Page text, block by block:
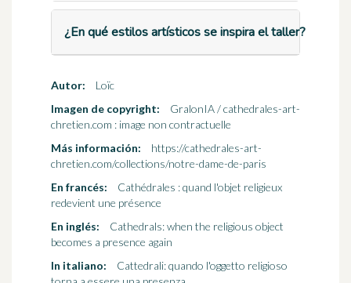
¿En qué estilos artísticos se inspira el taller?
Autor:
Loïc
Imagen de copyright:
GralonIA / cathedrales-art-
chretien.com : image non contractuelle
Más información:
https://cathedrales-art-
chretien.com/collections/notre-dame-de-paris
En francés:
Cathédrales : quand l'objet religieux
redevient une présence
En inglés:
Cathedrals: when the religious object
becomes a presence again
In italiano:
Cattedrali: quando l'oggetto religioso